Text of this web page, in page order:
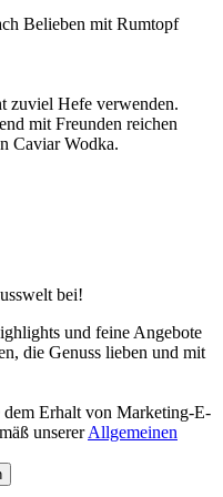
Belieben mit Rumtopf
zuviel Hefe verwenden.
mit Freunden reichen
Caviar Wodka.
bei!
und feine Angebote
die Genuss lieben und mit
Erhalt von Marketing-E-
unsererAllgemeinen